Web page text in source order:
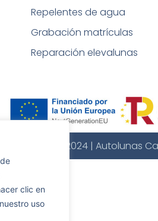
clic en
uso
Repelentes de agua
Grabación matrículas
Reparación elevalunas
Copyright © 2024 | Autolunas